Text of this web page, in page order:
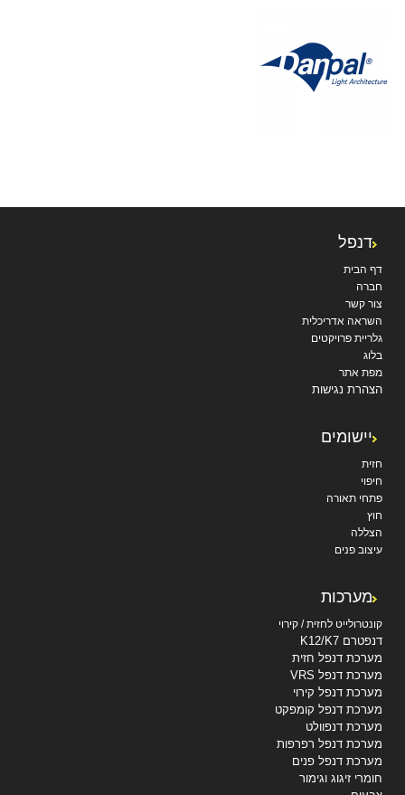
דנפל
דף הבית
חברה
צור קשר
השראה אדריכלית
גלריית פרויקטים
בלוג
מפת אתר
הצהרת נגישות
יישומים
חזית
חיפוי
פתחי תאורה
חוץ
הצללה
עיצוב פנים
מערכות
קונטרולייט לחזית / קירוי
דנפטרם K12/K7
מערכת דנפל חזית
מערכת דנפל VRS
מערכת דנפל קירוי
מערכת דנפל קומפקט
מערכת דנפוולט
מערכת דנפל רפרפות
מערכת דנפל פנים
חומרי זיגוג וגימור